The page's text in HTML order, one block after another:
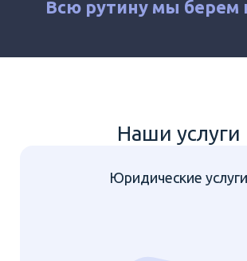
Электросталь
Всю рутину мы берем
Наши услуги
Юридические услуги